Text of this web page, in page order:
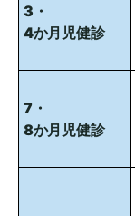
3・
4か月児健診
7・
8か月児健診